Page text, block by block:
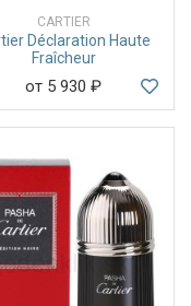
CARTIER
Déclaration Haute
Fraîcheur
от 5 930 ₽